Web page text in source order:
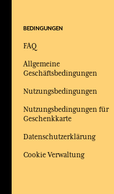
BEDINGUNGEN
FAQ
Allgemeine
Geschäftsbedingungen
Nutzungsbedingungen
Nutzungsbedingungen für
Geschenkkarte
Datenschutzerklärung
Cookie Verwaltung